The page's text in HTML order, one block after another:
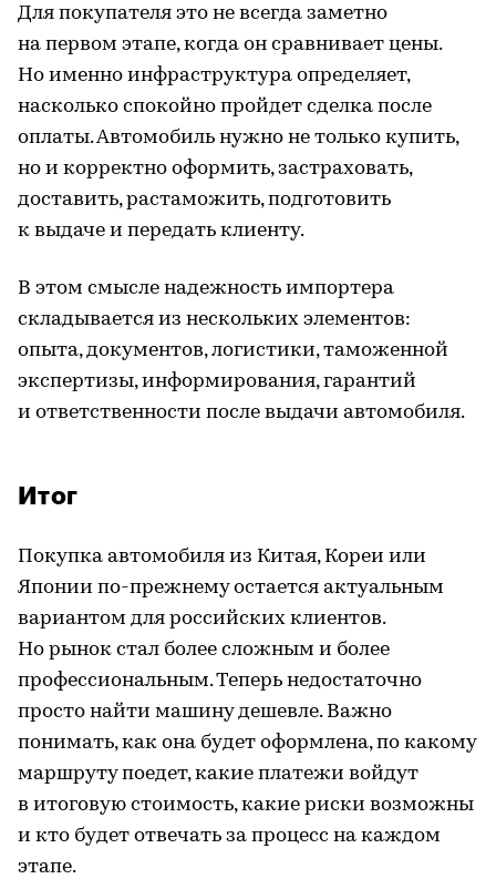
Для покупателя это не всегда заметно
на первом этапе, когда он сравнивает цены.
Но именно инфраструктура определяет,
насколько спокойно пройдет сделка после
оплаты. Автомобиль нужно не только купить,
но и корректно оформить, застраховать,
доставить, растаможить, подготовить
к выдаче и передать клиенту.
В этом смысле надежность импортера
складывается из нескольких элементов:
опыта, документов, логистики, таможенной
экспертизы, информирования, гарантий
и ответственности после выдачи автомобиля.
Итог
Покупка автомобиля из Китая, Кореи или
Японии по-прежнему остается актуальным
вариантом для российских клиентов.
Но рынок стал более сложным и более
профессиональным. Теперь недостаточно
просто найти машину дешевле. Важно
понимать, как она будет оформлена, по какому
маршруту поедет, какие платежи войдут
в итоговую стоимость, какие риски возможны
и кто будет отвечать за процесс на каждом
этапе.